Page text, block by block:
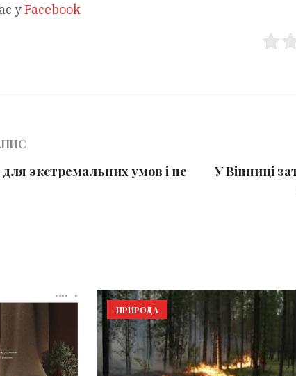
уFacebook
экстремальних умов і не
У Вінниці
ПРИРОДА